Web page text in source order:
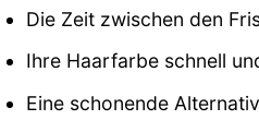
Die Zeit zwischen den
Ihre Haarfarbe schnell
Eine schonende